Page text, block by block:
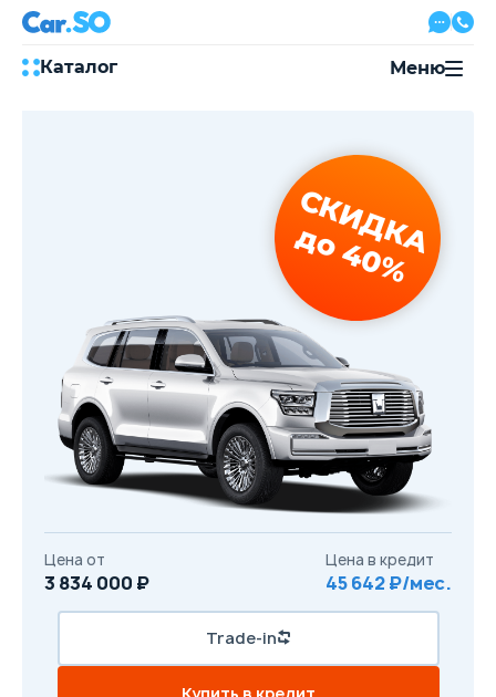
Каталог
8 800 500-03-23
с 08:00 по 20:00, без выходных
Привольная улица, 2, к5
Перезвоните мне
Меню
СКИДКА
до 40%
Цена от
3 834 000 ₽
Цена в кредит
45 642 ₽/мес.
Trade-in